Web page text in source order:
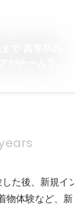
た後、新規イ
物体験など、